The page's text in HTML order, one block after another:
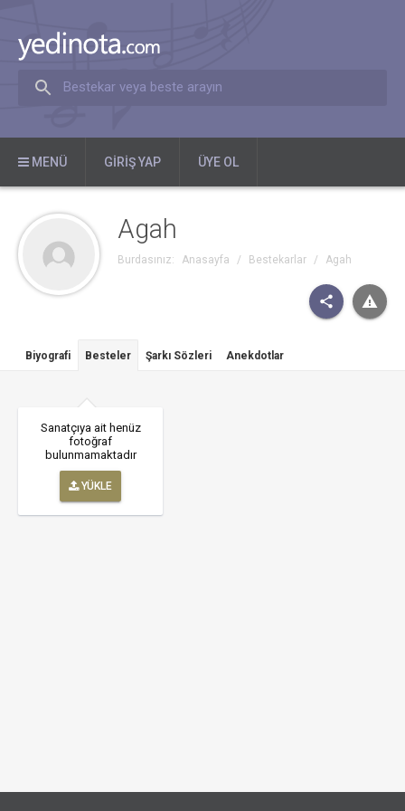
Bestekar veya beste arayın
MENÜ GIRIŞ YAP ÜYE OL
Agah
Burdasınız: Anasayfa / Bestekarlar / Agah
Biyografi Besteler Şarkı Sözleri Anekdotlar
Sanatçıya ait henüz
fotoğraf
bulunmamaktadır
YÜKLE